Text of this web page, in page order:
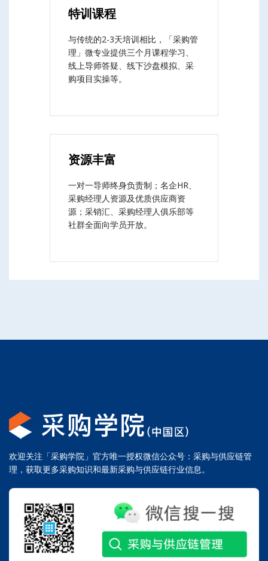
特训课程
与传统的2-3天培训相比，「采购管
理」微专业提供三个月课程学习、
线上导师答疑、线下沙盘模拟、采
购项目实操等。
资源丰富
一对一导师终身负责制；名企HR、
采购经理人资源及优质供应商资
源；采销汇、采购经理人俱乐部等
社群全面向学员开放。
欢迎关注「采购学院」官方唯一授权微信公众号：采购与供应链管
理，获取更多采购知识和最新采购与供应链行业信息。